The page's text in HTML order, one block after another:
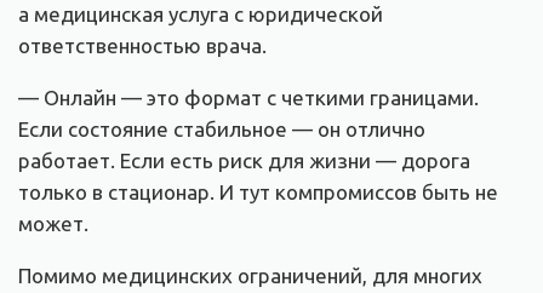
а медицинская услуга с юридической
ответственностью врача.
— Онлайн — это формат с четкими границами.
Если состояние стабильное — он отлично
работает. Если есть риск для жизни — дорога
только в стационар. И тут компромиссов быть не
может.
Помимо медицинских ограничений, для многих